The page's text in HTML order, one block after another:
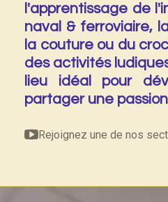
l'apprentissage de
naval & ferroviaire,
la couture ou du
des activités
lieu idéal pour
partager une
Rejoignez une de nos